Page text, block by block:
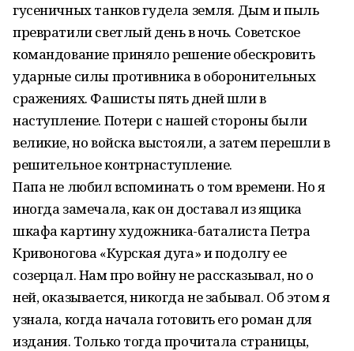
гусеничных танков гудела земля. Дым и пыль
превратили светлый день в ночь. Советское
командование приняло решение обескровить
ударные силы противника в оборонительных
сражениях. Фашисты пять дней шли в
наступление. Потери с нашей стороны были
великие, но войска выстояли, а затем перешли в
решительное контрнаступление.
Папа не любил вспоминать о том времени. Но я
иногда замечала, как он доставал из ящика
шкафа картину художника-баталиста Петра
Кривоногова «Курская дуга» и подолгу ее
созерцал. Нам про войну не рассказывал, но о
ней, оказывается, никогда не забывал. Об этом я
узнала, когда начала готовить его роман для
издания. Только тогда прочитала страницы,